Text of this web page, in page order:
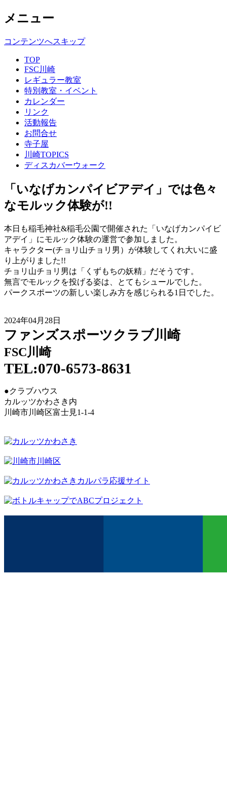
メニュー
コンテンツへスキップ
TOP
FSC川崎
レギュラー教室
特別教室・イベント
カレンダー
リンク
活動報告
お問合せ
寺子屋
川崎TOPICS
ディスカバーウォーク
「いなげカンパイビアデイ」では色々
なモルック体験が!!
本日も稲毛神社&稲毛公園で開催された「いなげカンパイビ
アデイ」にモルック体験の運営で参加しました。
キャラクター(チョリ山チョリ男）が体験してくれ大いに盛
り上がりました!!
チョリ山チョリ男は「くずもちの妖精」だそうです。
無言でモルックを投げる姿は、とてもシュールでした。
パークスポーツの新しい楽しみ方を感じられる1日でした。
2024年04月28日
ファンズスポーツクラブ川崎
FSC川崎
TEL:070-6573-8631
●クラブハウス
カルッツかわさき内
川崎市川崎区富士見1-1-4